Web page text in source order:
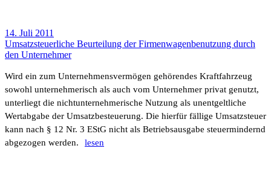
14. Juli 2011
Umsatz­steu­er­liche Beur­tei­lung der Firmen­wa­gen­be­nut­zung durch
den Unter­nehmer
Wird ein zum Unter­neh­mens­ver­mögen gehö­rendes Kraft­fahr­zeug
sowohl unter­neh­me­risch als auch vom Unter­nehmer privat genutzt,
unter­liegt die nicht­un­ter­neh­me­ri­sche Nutzung als unent­gelt­liche
Wert­ab­gabe der Umsatz­be­steue­rung. Die hierfür fällige Umsatz­steuer
kann nach § 12 Nr. 3 EStG nicht als Betriebs­aus­gabe steu­er­min­dernd
abge­zogen werden.
lesen